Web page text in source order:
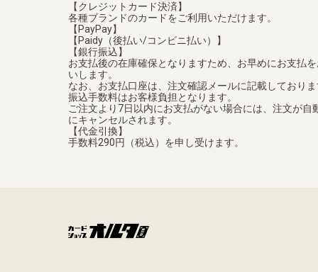
【クレジットカード決済】
各種ブランドのカードをご利用いただけます。
【PayPay】
【Paidy（後払い/コンビニ払い）】
【銀行振込】
お支払後の在庫確保となりますため、お早めにお支払
いします。
なお、お支払口座は、注文確認メールに記載しており
振込手数料はお客様負担となります。
ご注文より7日以内にお支払がない場合には、注文が自
にキャンセルされます。
【代金引換】
手数料290円（税込）を申し受けます。